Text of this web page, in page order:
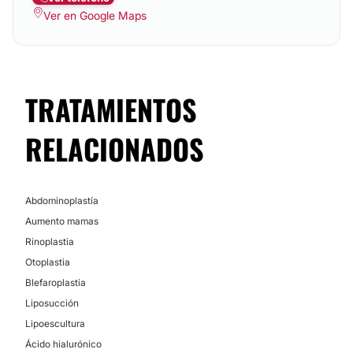
Ver en Google Maps
TRATAMIENTOS
RELACIONADOS
Abdominoplastía
Aumento mamas
Rinoplastia
Otoplastia
Blefaroplastia
Liposucción
Lipoescultura
Ácido hialurónico